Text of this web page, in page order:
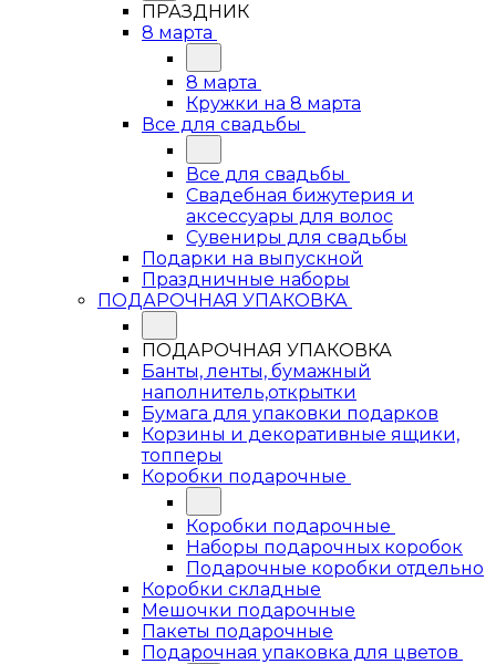
ПРАЗДНИК
8 марта
8 марта
Кружки на 8 марта
Все для свадьбы
Все для свадьбы
Свадебная бижутерия и
аксессуары для волос
Сувениры для свадьбы
Подарки на выпускной
Праздничные наборы
ПОДАРОЧНАЯ УПАКОВКА
ПОДАРОЧНАЯ УПАКОВКА
Банты, ленты, бумажный
наполнитель,открытки
Бумага для упаковки подарков
Корзины и декоративные ящики,
топперы
Коробки подарочные
Коробки подарочные
Наборы подарочных коробок
Подарочные коробки отдельно
Коробки складные
Мешочки подарочные
Пакеты подарочные
Подарочная упаковка для цветов